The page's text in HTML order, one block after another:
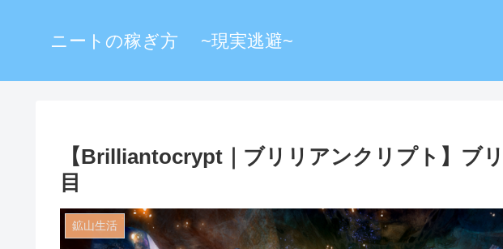
ニートの稼ぎ方 ~現実逃避~
【Brilliantocrypt｜ブリリアンクリプト】ブ
目
鉱山生活